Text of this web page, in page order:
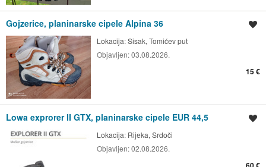
Gojzerice, planinarske cipele Alpina 36
Lokacija:Sisak, Tomićev put
Objavljen:03.08.2026.
15 €
Lowa exprorer II GTX, planinarske cipele EUR 44,5
Lokacija: Rijeka, Srdoči
Objavljen:02.08.2026.